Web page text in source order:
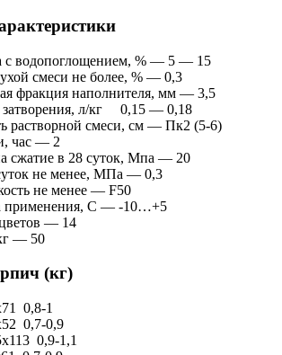
с водопоглощением, % — 5 — 15
смеси не более, % — 0,3
фракция наполнителя, мм — 3,5
затворения, л/кг 0,15 — 0,18
растворной смеси, см — Пк2 (5-6)
час — 2
сжатие в 28 суток, Мпа — 20
не менее, МПа — 0,3
не менее — F50
применения, С — -10…+5
— 14
— 50
(кг)
0,8-1
0,7-0,9
0,9-1,1